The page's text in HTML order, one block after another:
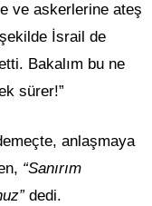
ve askerlerine ateş
İsrail de
Bakalım bu ne
sürer!”
anlaşmaya
“Sanırım
dedi.